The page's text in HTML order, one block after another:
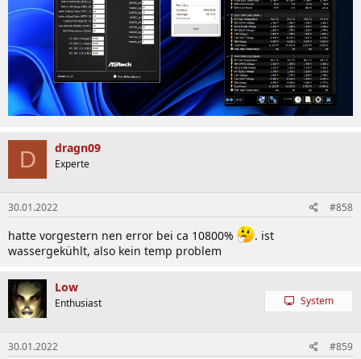
D dragn09
Experte
30.01.2022 #858
hatte vorgestern nen error bei ca 10800%
. ist
wassergekühlt, also kein temp problem
Low
Enthusiast System
30.01.2022 #859